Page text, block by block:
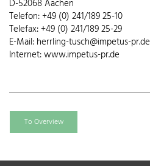
D-52068 Aachen
Telefon: +49 (0) 241/189 25-10
Telefax: +49 (0) 241/189 25-29
E-Mail: herrling-tusch@impetus-pr.de
Internet: www.impetus-pr.de
To Overview